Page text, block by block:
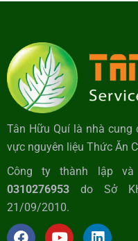
Tân Hữu Quí là nhà cung
vực nguyên liệu Thức Ăn
Công ty thành lập
0310276953 do Sở
21/09/2010.